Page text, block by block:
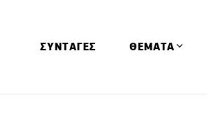
ΣΥΝΤΑΓΕΣ ΘΕΜΑΤΑ